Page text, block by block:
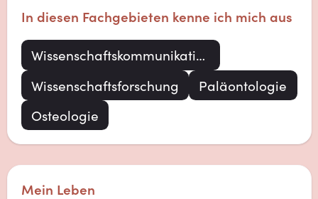
In diesen Fachgebieten kenne ich mich aus
Wissenschaftskommunikation
Wissenschaftsforschung
Paläontologie
Osteologie
Mein Leben